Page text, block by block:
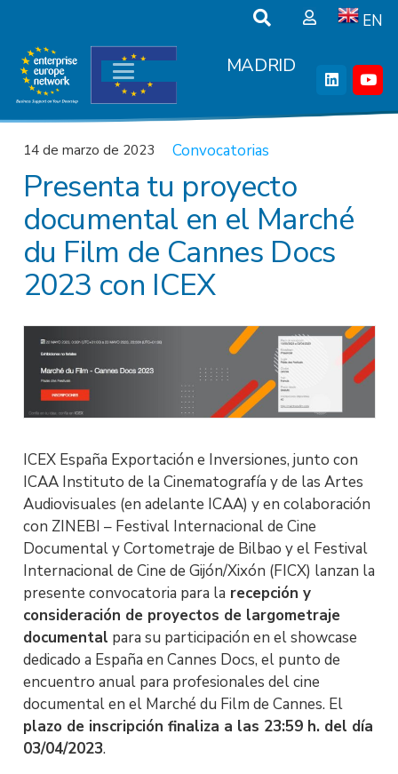
EN
MADRID
14 de marzo de 2023 Convocatorias
Presenta tu proyecto
documental en el Marché
du Film de Cannes Docs
2023 con ICEX
ICEX España Exportación e Inversiones, junto con
ICAA Instituto de la Cinematografía y de las Artes
Audiovisuales (en adelante ICAA) y en colaboración
con ZINEBI – Festival Internacional de Cine
Documental y Cortometraje de Bilbao y el Festival
Internacional de Cine de Gijón/Xixón (FICX) lanzan la
presente convocatoria para la recepción y
consideración de proyectos de largometraje
documental para su participación en el showcase
dedicado a España en Cannes Docs, el punto de
encuentro anual para profesionales del cine
documental en el Marché du Film de Cannes. El
plazo de inscripción finaliza a las 23:59 h. del día
03/04/2023.